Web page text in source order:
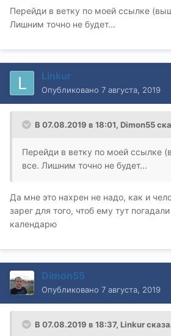
Перейди в ветку по моей ссылке
Лишним точно не будет...
Linkur
Опубликовано 7 августа, 2019
В 07.08.2019 в 18:01, Dimon55
Перейди в ветку по моей ссылке
все. Лишним точно не будет...
Да мне это нахрен не надо, как и
зарег для того, чтоб ему тут
календарю
Dimon55
Опубликовано 7 августа, 2019
В 07.08.2019 в 18:37, Linkur